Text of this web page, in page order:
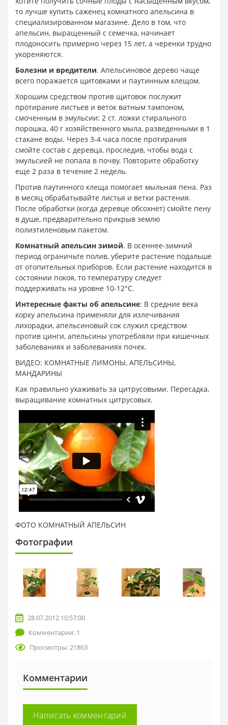
то лучше купить саженец комнатного апельсина в
специализированном магазине. Дело в том, что
апельсин, выращенный с семечка, начинает
плодоносить примерно через 15 лет, а черенки трудно
укореняются.
Болезни и вредители. Апельсиновое дерево чаще
всего поражается щитовками и паутинным клещом.
Хорошим средством против щитовок послужит
протирание листьев и веток ватным тампоном,
смоченным в эмульсии: 2 ст. ложки стирального
порошка, 40 г хозяйственного мыла, разведенными в 1
стакане воды. Через 3-4 часа после протирания
смойте состав с деревца, проследив, чтобы вода с
эмульсией не попала в почву. Повторите обработку
еще 2 раза в течение 2 недель.
Против паутинного клеща помогает мыльная пена. Раз
в месяц обрабатывайте листья и ветки растения.
После обработки (когда деревце обсохнет) смойте пену
в душе, предварительно прикрыв землю
полиэтиленовым пакетом.
Комнатный апельсин зимой. В осеннее-зимний
период ограничьте полив, уберите растение подальше
от отопительных приборов. Если растение находится в
состоянии покоя, то температуру следует
поддерживать на уровне 10-12°С.
Интересные факты об апельсине: В средние века
корку апельсина применяли для излечивания
лихорадки, апельсиновый сок служил средством
против цинги, апельсины употребляли при кишечных
заболеваниях и заболеваниях почек.
ВИДЕО: КОМНАТНЫЕ ЛИМОНЫ, АПЕЛЬСИНЫ,
МАНДАРИНЫ
Как правильно ухаживать за цитрусовыми. Пересадка,
выращивание комнатных цитрусовых.
ФОТО КОМНАТНЫЙ АПЕЛЬСИН
Фотографии
28.07.2012 10:57:00
Комментарии: 1
Просмотры: 21863
Комментарии
Написать комментарий